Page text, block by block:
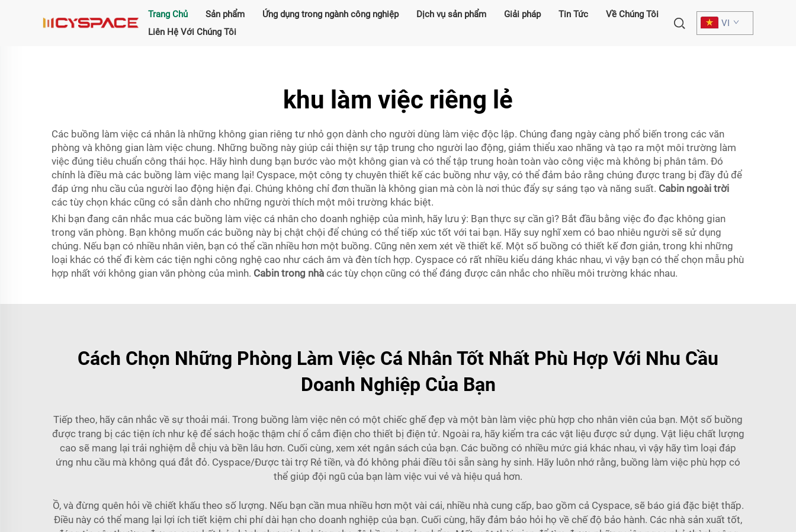
Trang Chủ Sản phẩm Ứng dụng trong ngành công nghiệp Dịch vụ sản phẩm Giải pháp Tin Tức
Về Chúng Tôi
Liên Hệ Với Chúng Tôi
VI
khu làm việc riêng lẻ
Các buồng làm việc cá nhân là những không gian riêng tư nhỏ gọn dành cho người dùng làm việc độc lập. Chúng đang ngày càng phổ biến trong các văn
phòng và không gian làm việc chung. Những buồng này giúp cải thiện sự tập trung cho người lao động, giảm thiểu xao nhãng và tạo ra một môi trường làm
việc đúng tiêu chuẩn công thái học. Hãy hình dung bạn bước vào một không gian và có thể tập trung hoàn toàn vào công việc mà không bị phân tâm. Đó
chính là điều mà các buồng làm việc mang lại! Cyspace, một công ty chuyên thiết kế các buồng như vậy, có thể đảm bảo rằng chúng được trang bị đầy đủ để
đáp ứng nhu cầu của người lao động hiện đại. Chúng không chỉ đơn thuần là không gian mà còn là nơi thúc đẩy sự sáng tạo và năng suất. Cabin ngoài trời
các tùy chọn khác cũng có sẵn dành cho những người thích một môi trường khác biệt.
Khi bạn đang cân nhắc mua các buồng làm việc cá nhân cho doanh nghiệp của mình, hãy lưu ý: Bạn thực sự cần gì? Bắt đầu bằng việc đo đạc không gian
trong văn phòng. Bạn không muốn các buồng này bị chật chội để chúng có thể tiếp xúc tốt với tai bạn. Hãy suy nghĩ xem có bao nhiêu người sẽ sử dụng
chúng. Nếu bạn có nhiều nhân viên, bạn có thể cần nhiều hơn một buồng. Cũng nên xem xét về thiết kế. Một số buồng có thiết kế đơn giản, trong khi những
loại khác có thể đi kèm các tiện nghi công nghệ cao như cách âm và đèn tích hợp. Cyspace có rất nhiều kiểu dáng khác nhau, vì vậy bạn có thể chọn mẫu phù
hợp nhất với không gian văn phòng của mình. Cabin trong nhà các tùy chọn cũng có thể đáng được cân nhắc cho nhiều môi trường khác nhau.
Cách Chọn Những Phòng Làm Việc Cá Nhân Tốt Nhất Phù Hợp Với Nhu Cầu
Doanh Nghiệp Của Bạn
Tiếp theo, hãy cân nhắc về sự thoải mái. Trong buồng làm việc nên có một chiếc ghế đẹp và một bàn làm việc phù hợp cho nhân viên của bạn. Một số buồng
được trang bị các tiện ích như kệ để sách hoặc thậm chí ổ cắm điện cho thiết bị điện tử. Ngoài ra, hãy kiểm tra các vật liệu được sử dụng. Vật liệu chất lượng
cao sẽ mang lại trải nghiệm dễ chịu và bền lâu hơn. Cuối cùng, xem xét ngân sách của bạn. Các buồng có nhiều mức giá khác nhau, vì vậy hãy tìm loại đáp
ứng nhu cầu mà không quá đắt đỏ. Cyspace/Được tài trợ Rẻ tiền, và đó không phải điều tôi sẵn sàng hy sinh. Hãy luôn nhớ rằng, buồng làm việc phù hợp có
thể giúp đội ngũ của bạn làm việc vui vẻ và hiệu quả hơn.
Ồ, và đừng quên hỏi về chiết khấu theo số lượng. Nếu bạn cần mua nhiều hơn một vài cái, nhiều nhà cung cấp, bao gồm cả Cyspace, sẽ báo giá đặc biệt thấp.
Điều này có thể mang lại lợi ích tiết kiệm chi phí dài hạn cho doanh nghiệp của bạn. Cuối cùng, hãy đảm bảo hỏi họ về chế độ bảo hành. Các nhà sản xuất tốt,